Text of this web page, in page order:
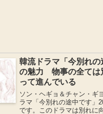
韓流ドラマ「今別れの
の魅力 物事の全ては
って進んでいる
ソン・ヘギョ＆チャン・ギ
ラマ「今別れの途中です」
です。このドラマは別れに